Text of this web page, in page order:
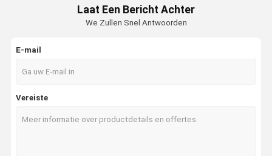
BBS Gesmede Wielen
Forgiato Gesmede Wielen
Vossen Gesmede Wielen
aangepaste gesmede wielen
Laat Een Bericht Achter
We Zullen Snel Antwoorden
E-mail
Vereiste